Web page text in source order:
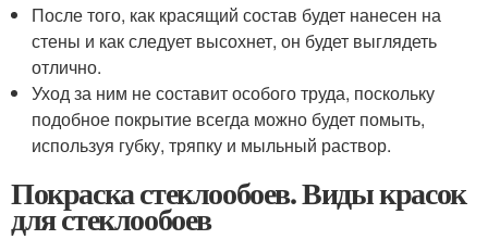
После того, как красящий состав будет нанесен на
стены и как следует высохнет, он будет выглядеть
отлично.
Уход за ним не составит особого труда, поскольку
подобное покрытие всегда можно будет помыть,
используя губку, тряпку и мыльный раствор.
Покраска стеклообоев. Виды красок
для стеклообоев